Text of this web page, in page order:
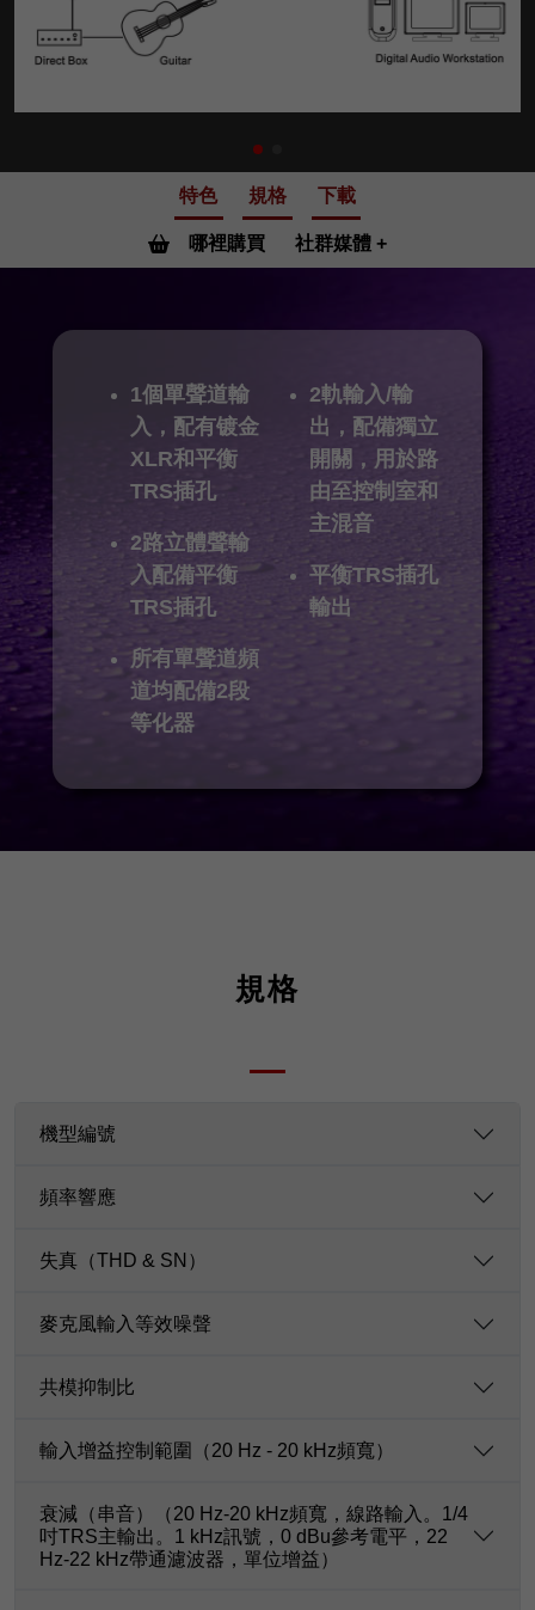
特色 規格 下載
哪裡購買 社群媒體
1個單聲道輸
入，配有镀金
XLR和平衡
TRS插孔
2路立體聲輸
入配備平衡
TRS插孔
所有單聲道頻
道均配備2段
等化器
2軌輸入/輸
出，配備獨立
開關，用於路
由至控制室和
主混音
平衡TRS插孔
輸出
規格
機型編號
頻率響應
失真（THD & SN）
麥克風輸入等效噪聲
共模抑制比
輸入增益控制範圍（20 Hz - 20 kHz頻寬）
衰減（串音）（20 Hz-20 kHz頻寬，線路輸入。1/4
吋TRS主輸出。1 kHz訊號，0 dBu參考電平，22
Hz-22 kHz帶通濾波器，單位增益）